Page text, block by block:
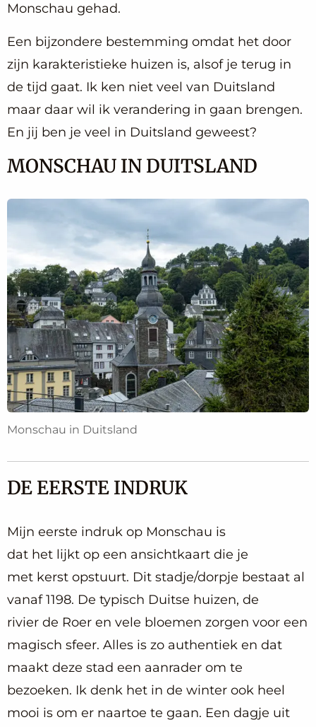
Monschau gehad.
Een bijzondere bestemming omdat het door
zijn karakteristieke huizen is, alsof je terug in
de tijd gaat. Ik ken niet veel van Duitsland
maar daar wil ik verandering in gaan brengen.
En jij ben je veel in Duitsland geweest?
MONSCHAU IN DUITSLAND
Monschau in Duitsland
DE EERSTE INDRUK
Mijn eerste indruk op Monschau is
dat het lijkt op een ansichtkaart die je
met kerst opstuurt. Dit stadje/dorpje bestaat al
vanaf 1198. De typisch Duitse huizen, de
rivier de Roer en vele bloemen zorgen voor een
magisch sfeer. Alles is zo authentiek en dat
maakt deze stad een aanrader om te
bezoeken. Ik denk het in de winter ook heel
mooi is om er naartoe te gaan. Een dagje uit